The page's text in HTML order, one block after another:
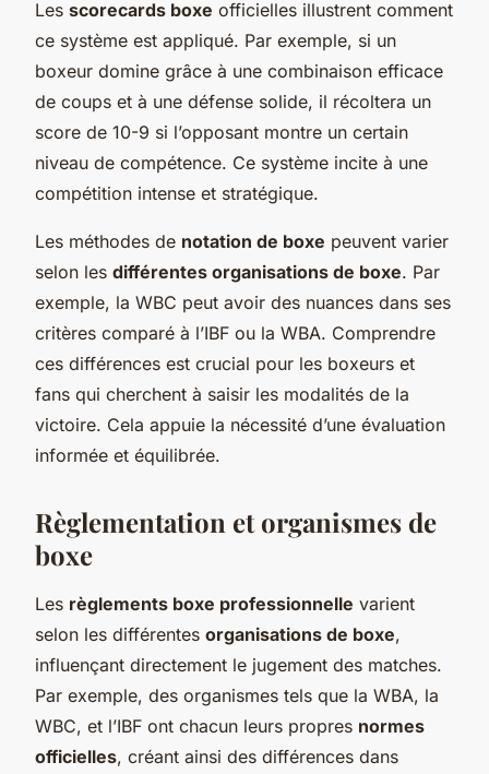
Les scorecards boxe officielles illustrent comment
ce système est appliqué. Par exemple, si un
boxeur domine grâce à une combinaison efficace
de coups et à une défense solide, il récoltera un
score de 10-9 si l’opposant montre un certain
niveau de compétence. Ce système incite à une
compétition intense et stratégique.
Les méthodes de notation de boxe peuvent varier
selon les différentes organisations de boxe. Par
exemple, la WBC peut avoir des nuances dans ses
critères comparé à l’IBF ou la WBA. Comprendre
ces différences est crucial pour les boxeurs et
fans qui cherchent à saisir les modalités de la
victoire. Cela appuie la nécessité d’une évaluation
informée et équilibrée.
Règlementation et organismes de
boxe
Les règlements boxe professionnelle varient
selon les différentes organisations de boxe,
influençant directement le jugement des matches.
Par exemple, des organismes tels que la WBA, la
WBC, et l’IBF ont chacun leurs propres normes
officielles, créant ainsi des différences dans